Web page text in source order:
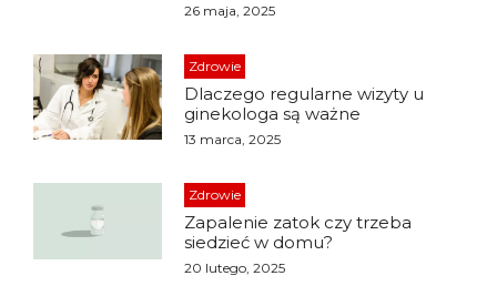
26 maja, 2025
Zdrowie
Dlaczego regularne wizyty u
ginekologa są ważne
13 marca, 2025
Zdrowie
Zapalenie zatok czy trzeba
siedzieć w domu?
20 lutego, 2025